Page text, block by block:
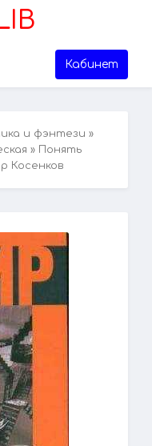
Кабинет
и фэнтези »
» Понять
Косенков